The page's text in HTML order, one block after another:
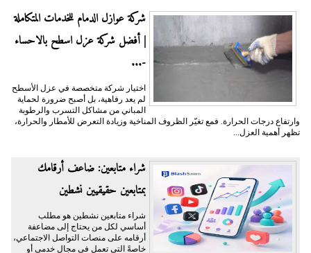
شركة عوازل الدمام للخدمات المتكاملة
| أفضل شركة عزل اسطح بالاحساء
-...
اختيار شركة متخصصة في عزل الأسطح
لم يعد رفاهية، بل أصبح ضرورة لحماية
المباني من مشاكل التسرب والرطوبة
وارتفاع درجات الحرارة. فمع تغيّر الظروف المناخية وزيادة التعرض للأمطار والحرارة،
تظهر أهمية العزل...
شراء متابعين: ضاعف أرقامك
بمتابعين حقيقيين نشطين
شراء متابعين نشطين هو مطلب
أساسي لكل من يحتاج إلى مضاعفة
أرقامه على منصات التواصل الاجتماعي،
خاصةً التي تعمل في مجال خدمي أو